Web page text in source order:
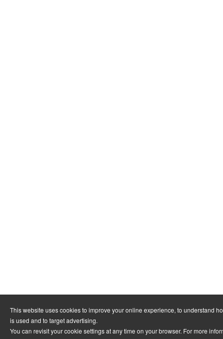
This website uses cookies to improve your online experience, to understand
is used and to target advertising.
You can revisit your cookie settings at any time on your browser. For more